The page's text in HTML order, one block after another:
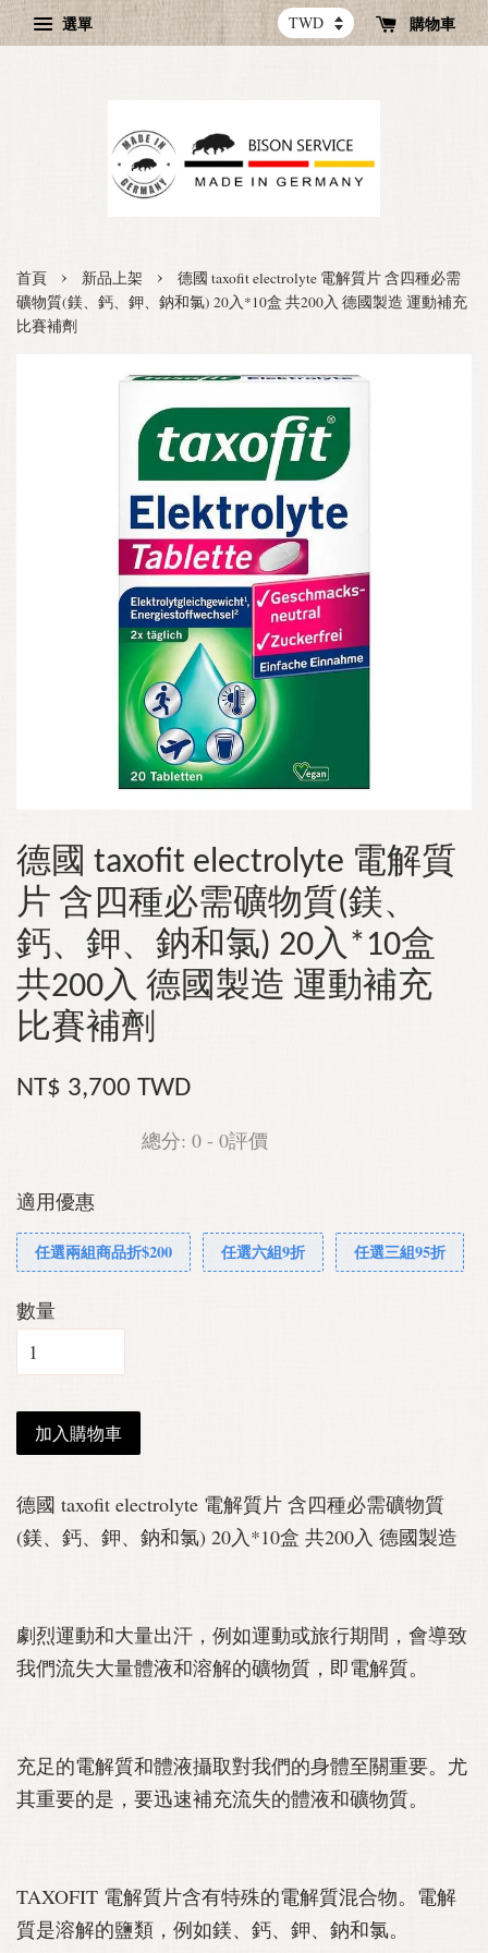
選單 購物車
首頁 › 新品上架 ›
德國 taxofit electrolyte 電解質片 含四種必需
礦物質(鎂、鈣、鉀、鈉和氯) 20入*10盒 共200入 德國製造 運動補充
比賽補劑
德國 taxofit electrolyte 電解質
片 含四種必需礦物質(鎂、
鈣、鉀、鈉和氯) 20入*10盒
共200入 德國製造 運動補充
比賽補劑
NT$ 3,700 TWD
總分: 0 - 0評價
適用優惠
任選兩組商品折$200 任選六組9折 任選三組95折
數量
加入購物車
德國 taxofit electrolyte 電解質片 含四種必需礦物質
(鎂、鈣、鉀、鈉和氯) 20入*10盒 共200入 德國製造
劇烈運動和大量出汗，例如運動或旅行期間，會導致
我們流失大量體液和溶解的礦物質，即電解質。
充足的電解質和體液攝取對我們的身體至關重要。尤
其重要的是，要迅速補充流失的體液和礦物質。
TAXOFIT 電解質片含有特殊的電解質混合物。電解
質是溶解的鹽類，例如鎂、鈣、鉀、鈉和氯。